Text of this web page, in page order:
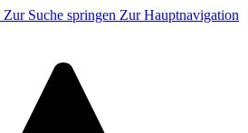
Zur Suche springen Zur Hauptnavigation